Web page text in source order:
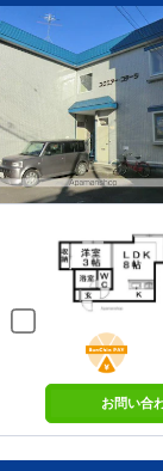
BunChinPAY
お問い合